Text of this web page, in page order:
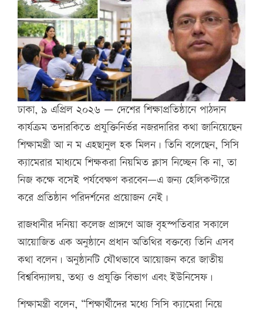
ঢাকা, ৯ এপ্রিল ২০২৬ — দেশের শিক্ষাপ্রতিষ্ঠানে পাঠদান
কার্যক্রম তদারকিতে প্রযুক্তিনির্ভর নজরদারির কথা জানিয়েছেন
শিক্ষামন্ত্রী আ ন ম এহছানুল হক মিলন। তিনি বলেছেন, সিসি
ক্যামেরার মাধ্যমে শিক্ষকরা নিয়মিত ক্লাস নিচ্ছেন কি না, তা
নিজ কক্ষে বসেই পর্যবেক্ষণ করবেন—এ জন্য হেলিকপ্টারে
করে প্রতিষ্ঠান পরিদর্শনের প্রয়োজন নেই।
রাজধানীর দনিয়া কলেজ প্রাঙ্গণে আজ বৃহস্পতিবার সকালে
আয়োজিত এক অনুষ্ঠানে প্রধান অতিথির বক্তব্যে তিনি এসব
কথা বলেন। অনুষ্ঠানটি যৌথভাবে আয়োজন করে জাতীয়
বিশ্ববিদ্যালয়, তথ্য ও প্রযুক্তি বিভাগ এবং ইউনিসেফ।
শিক্ষামন্ত্রী বলেন, “শিক্ষার্থীদের মধ্যে সিসি ক্যামেরা নিয়ে